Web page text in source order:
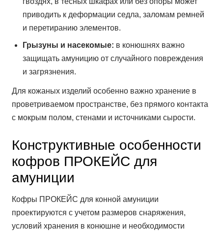
приводить к деформации седла, заломам ремней
и перетиранию элементов.
Грызуны и насекомые: в конюшнях важно
защищать амуницию от случайного повреждения
и загрязнения.
Для кожаных изделий особенно важно хранение в
проветриваемом пространстве, без прямого контакта
с мокрым полом, стенами и источниками сырости.
Конструктивные особенности
кофров ПРОКЕЙС для
амуниции
Кофры ПРОКЕЙС для конной амуниции
проектируются с учетом размеров снаряжения,
условий хранения в конюшне и необходимости